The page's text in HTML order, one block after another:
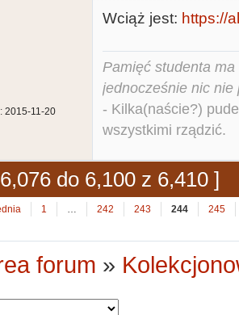
2015-11-20
Wciąż jest: https://
Pamięć studenta
jednocześnie nic nie
- Kilka(naście?)
wszystkimi rządzić.
do 6,100 z 6,410 ]
1 242 243 244 245
forum »